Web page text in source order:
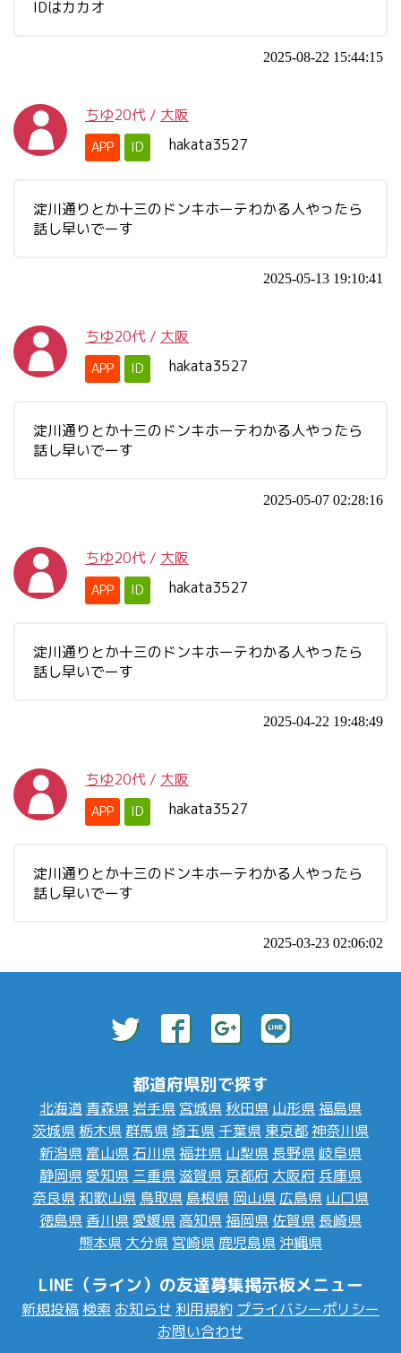
IDはカカオ
2025-08-22 15:44:15
ちゆ20代 / 大阪
APP ID hakata3527
淀川通りとか十三のドンキホーテわかる人やったら
話し早いでーす
2025-05-13 19:10:41
ちゆ20代 / 大阪
APP ID hakata3527
淀川通りとか十三のドンキホーテわかる人やったら
話し早いでーす
2025-05-07 02:28:16
ちゆ20代 / 大阪
APP ID hakata3527
淀川通りとか十三のドンキホーテわかる人やったら
話し早いでーす
2025-04-22 19:48:49
ちゆ20代 / 大阪
APP ID hakata3527
淀川通りとか十三のドンキホーテわかる人やったら
話し早いでーす
2025-03-23 02:06:02
都道府県別で探す
北海道 青森県 岩手県 宮城県 秋田県 山形県福島県
茨城県 栃木県群馬県埼玉県 千葉県 東京都神奈川県
新潟県 富山県 石川県福井県 山梨県 長野県 岐阜県
静岡県愛知県 三重県滋賀県 京都府 大阪府 兵庫県
奈良県 和歌山県 鳥取県 島根県 岡山県 広島県 山口県
徳島県 香川県愛媛県 高知県福岡県 佐賀県 長崎県
熊本県 大分県 宮崎県 鹿児島県 沖縄県
LINE（ライン）の友達募集掲示板メニュー
新規投稿 検索 お知らせ 利用規約 プライバシーポリシー
お問い合わせ